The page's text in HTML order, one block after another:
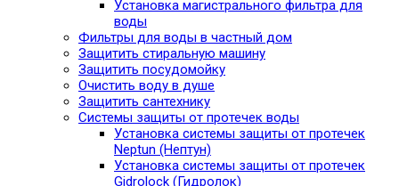
Установка магистрального фильтра для
воды
Фильтры для воды в частный дом
Защитить стиральную машину
Защитить посудомойку
Очистить воду в душе
Защитить сантехнику
Системы защиты от протечек воды
Установка системы защиты от протечек
Neptun (Нептун)
Установка системы защиты от протечек
Gidrolock (Гидролок)